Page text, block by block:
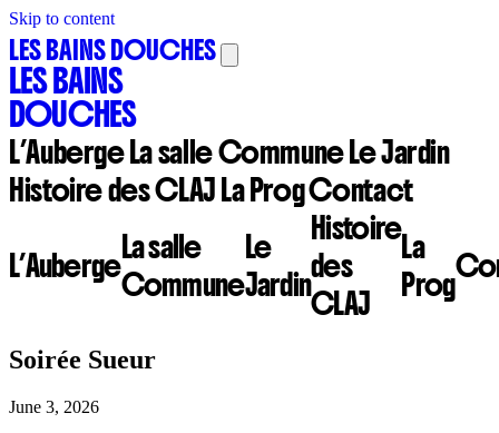
Skip to content
LES BAINS DOUCHES
LES BAINS
DOUCHES
L’Auberge La salle Commune Le Jardin
Histoire des CLAJ La ProgContact
L’AubergeLa salle
Commune
Le
Jardin
Histoire
des
CLAJ
La
Prog
Soirée Sueur
June 3, 2026